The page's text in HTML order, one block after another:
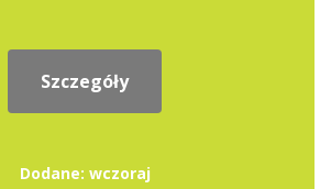
Szczegóły
Dodane: wczoraj